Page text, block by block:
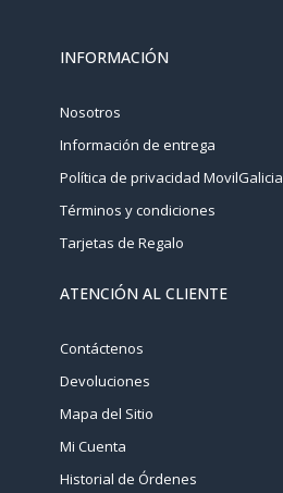
INFORMACIÓN
Nosotros
Información de entrega
Política de privacidad MovilGalicia
Términos y condiciones
Tarjetas de Regalo
ATENCIÓN AL CLIENTE
Contáctenos
Devoluciones
Mapa del Sitio
Mi Cuenta
Historial de Órdenes